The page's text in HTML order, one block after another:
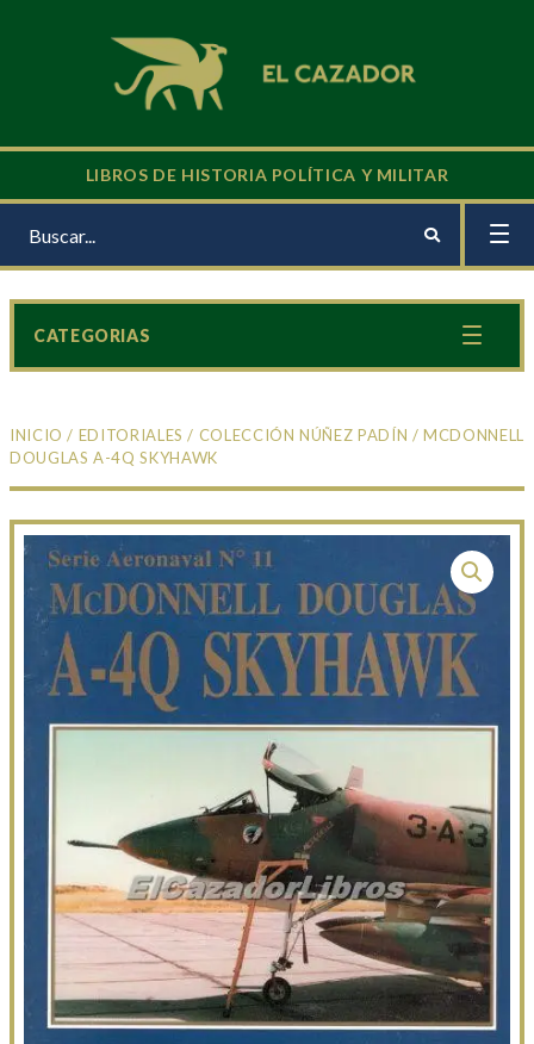
LIBROS DE HISTORIA POLÍTICA Y MILITAR
INICIO / EDITORIALES / COLECCIÓN NÚÑEZ PADÍN / MCDONNELL
DOUGLAS A-4Q SKYHAWK
CATEGORIAS